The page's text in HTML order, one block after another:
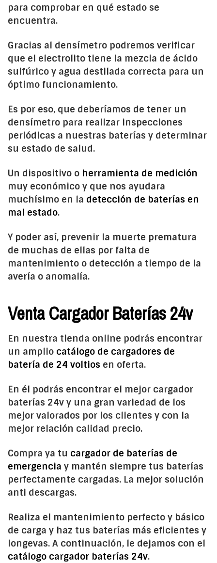
para comprobar en qué estado se
encuentra.
Gracias al densímetro podremos verificar
que el electrolito tiene la mezcla de ácido
sulfúrico y agua destilada correcta para un
óptimo funcionamiento.
Es por eso, que deberíamos de tener un
densímetro para realizar inspecciones
periódicas a nuestras baterías y determinar
su estado de salud.
Un dispositivo o herramienta de medición
muy económico y que nos ayudara
muchísimo en la detección de baterías en
mal estado.
Y poder así, prevenir la muerte prematura
de muchas de ellas por falta de
mantenimiento o detección a tiempo de la
avería o anomalía.
Venta Cargador Baterías 24v
En nuestra tienda online podrás encontrar
un amplio catálogo de cargadores de
batería de 24 voltios en oferta.
En él podrás encontrar el mejor cargador
baterías 24v y una gran variedad de los
mejor valorados por los clientes y con la
mejor relación calidad precio.
Compra ya tu cargador de baterías de
emergencia y mantén siempre tus baterías
perfectamente cargadas. La mejor solución
anti descargas.
Realiza el mantenimiento perfecto y básico
de carga y haz tus baterías más eficientes y
longevas. A continuación, le dejamos con el
catálogo cargador baterías 24v.